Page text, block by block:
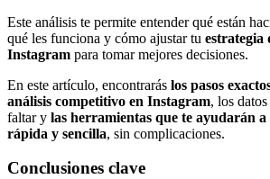
Este análisis te permite entender qué están
qué les funciona y cómo ajustar tu estrategia
Instagram para tomar mejores decisiones.
En este artículo, encontrarás los pasos
análisis competitivo en Instagram, los
faltar y las herramientas que te ayudarán
rápida y sencilla, sin complicaciones.
Conclusiones clave